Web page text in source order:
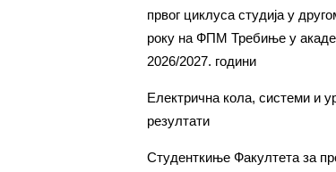
првог циклуса студија у
року на ФПМ Требиње у
2026/2027. години
Електрична кола, системи и
резултати
Студенткиње Факултета за